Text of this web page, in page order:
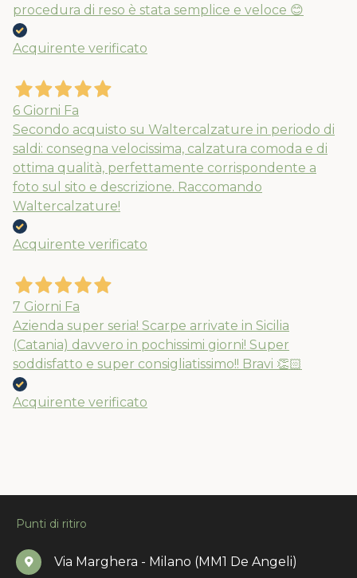
procedura di reso è stata semplice e veloce 😊
Acquirente verificato
6 Giorni Fa
Secondo acquisto su Waltercalzature in periodo di
saldi: consegna velocissima, calzatura comoda e di
ottima qualità, perfettamente corrispondente a
foto sul sito e descrizione. Raccomando
Waltercalzature!
Acquirente verificato
7 Giorni Fa
Azienda super seria! Scarpe arrivate in Sicilia
(Catania) davvero in pochissimi giorni! Super
soddisfatto e super consigliatissimo!! Bravi 👏🏻
Acquirente verificato
Punti di ritiro
Via Marghera - Milano (MM1 De Angeli)